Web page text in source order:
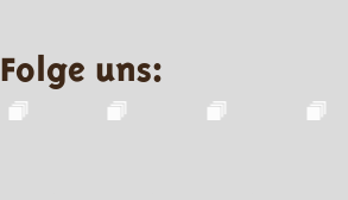
Folge uns: